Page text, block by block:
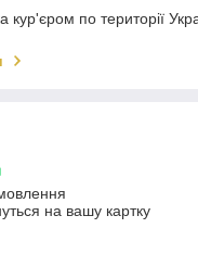
кур'єром по території
на вашу картку